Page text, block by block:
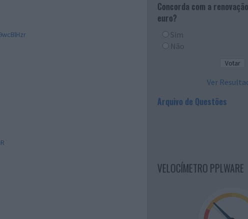
Concorda com a
euro?
Sim
Não
Ver
Arquivo de Questões
VELOCÍMETRO PPLWARE